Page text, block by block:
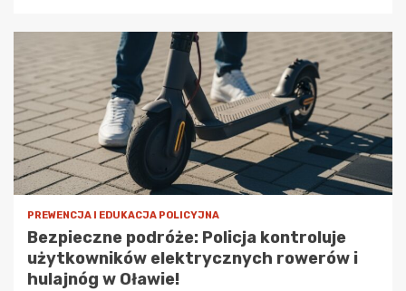
PREWENCJA I EDUKACJA POLICYJNA
Bezpieczne podróże: Policja kontroluje
użytkowników elektrycznych rowerów i
hulajnóg w Oławie!